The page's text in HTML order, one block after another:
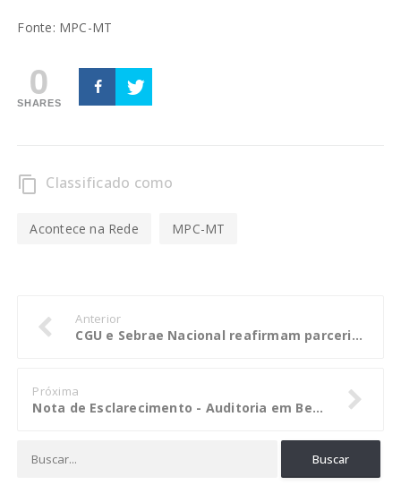
Fonte: MPC-MT
0
SHARES
content_copy Classificado como
Acontece na Rede MPC-MT
Anterior
CGU e Sebrae Nacional reafirmam parceria em seminário sobre compliance
Próxima
Nota de Esclarecimento - Auditoria em Benefícios Sociais